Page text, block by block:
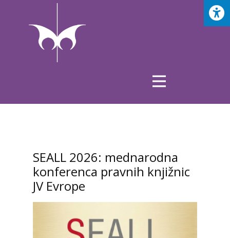
SEALL 2026: mednarodna
konferenca pravnih knjižnic
JV Evrope